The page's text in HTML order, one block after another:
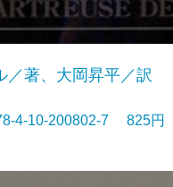
／著、大岡昇平／訳
4-10-200802-7 825円